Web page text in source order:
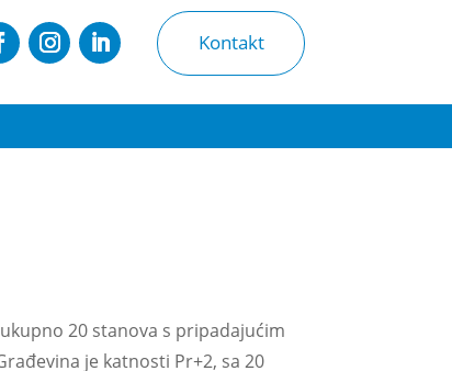
Kontakt
20 stanova s pripadajućim
je katnosti Pr+2, sa 20